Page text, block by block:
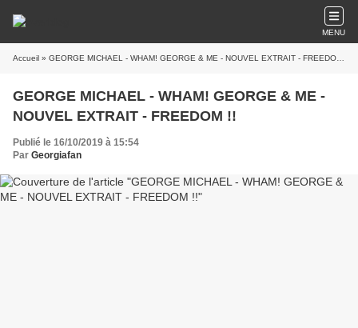
MENU
Accueil » GEORGE MICHAEL - WHAM! GEORGE & ME - NOUVEL EXTRAIT - FREEDOM !!
GEORGE MICHAEL - WHAM! GEORGE & ME -
NOUVEL EXTRAIT - FREEDOM !!
Publié le 16/10/2019 à 15:54
Par Georgiafan